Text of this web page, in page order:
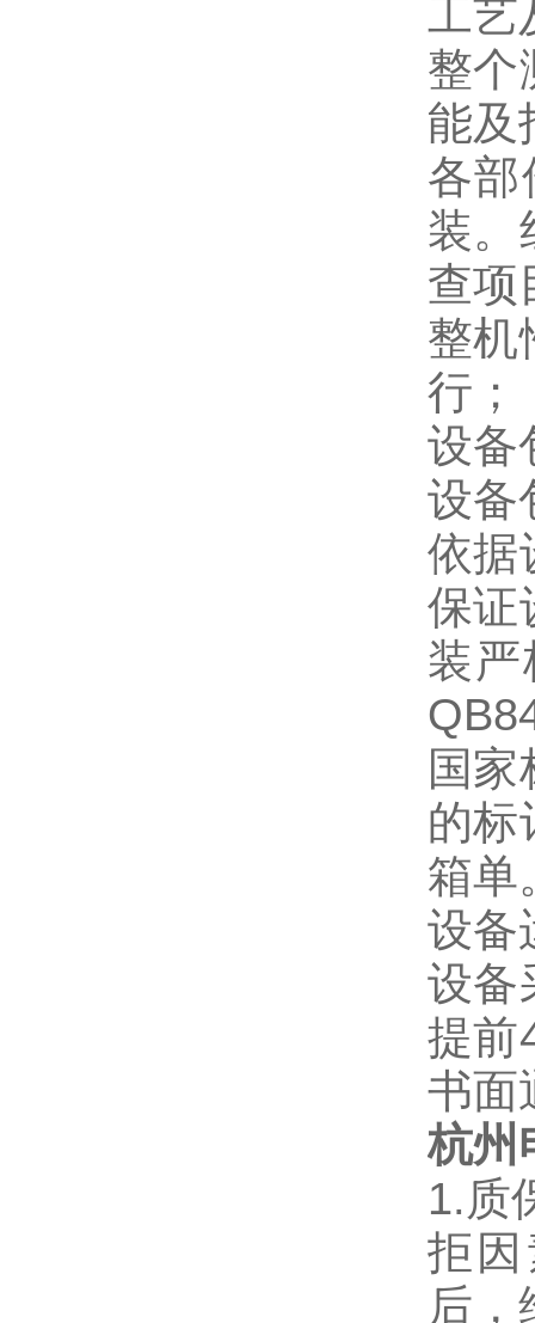
工艺
整个
能及
各部
装。
查项
整机
行；
设备
设备
依据
保证
装
国
的标
箱单
设备
设备
提前
书面
杭州
1.质
拒
后，